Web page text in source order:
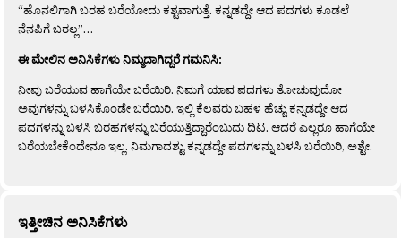
“ಹೊನಲಿಗಾಗಿ ಬರಹ ಬರೆಯೋದು ಕಶ್ಟವಾಗುತ್ತೆ. ಕನ್ನಡದ್ದೇ ಆದ ಪದಗಳು ಕೂಡಲೆ
ನೆನಪಿಗೆ ಬರಲ್ಲ”…
ಈ ಮೇಲಿನ ಅನಿಸಿಕೆಗಳು ನಿಮ್ಮದಾಗಿದ್ದರೆ ಗಮನಿಸಿ:
ನೀವು ಬರೆಯುವ ಹಾಗೆಯೇ ಬರೆಯಿರಿ. ನಿಮಗೆ ಯಾವ ಪದಗಳು ತೋಚುವುದೋ
ಅವುಗಳನ್ನು ಬಳಸಿಕೊಂಡೇ ಬರೆಯಿರಿ. ಇಲ್ಲಿ ಕೆಲವರು ಬಹಳ ಹೆಚ್ಚು ಕನ್ನಡದ್ದೇ ಆದ
ಪದಗಳನ್ನು ಬಳಸಿ ಬರಹಗಳನ್ನು ಬರೆಯುತ್ತಿದ್ದಾರೆಂಬುದು ದಿಟ. ಆದರೆ ಎಲ್ಲರೂ ಹಾಗೆಯೇ
ಬರೆಯಬೇಕೆಂದೇನೂ ಇಲ್ಲ. ನಿಮಗಾದಶ್ಟು ಕನ್ನಡದ್ದೇ ಪದಗಳನ್ನು ಬಳಸಿ ಬರೆಯಿರಿ, ಅಶ್ಟೇ.
ಇತ್ತೀಚಿನ ಅನಿಸಿಕೆಗಳು